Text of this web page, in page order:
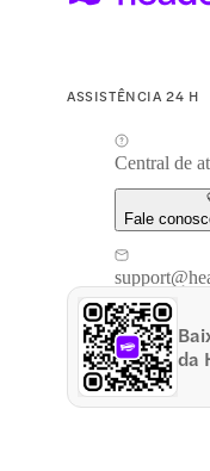
ASSISTÊNCIA 24 H
Central de
Fale
da